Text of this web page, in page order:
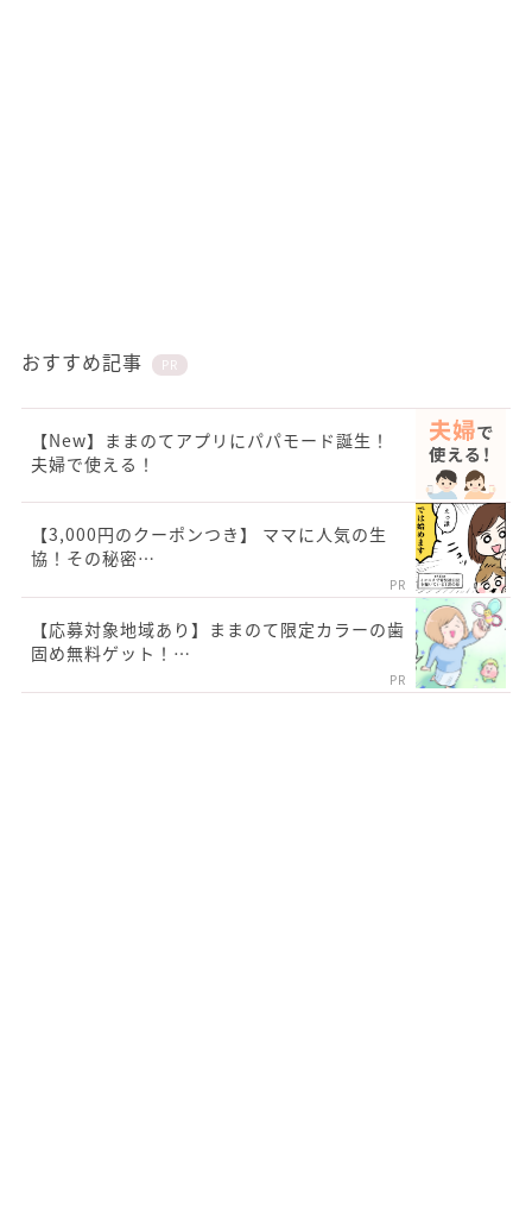
おすすめ記事 PR
【New】ままのてアプリにパパモード誕生！
夫婦で使える！
【3,000円のクーポンつき】 ママに人気の生
協！その秘密…
PR
【応募対象地域あり】ままのて限定カラーの歯
固め無料ゲット！…
PR